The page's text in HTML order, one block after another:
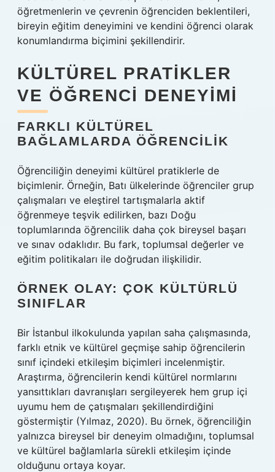
öğretmenlerin ve çevrenin öğrenciden beklentileri,
bireyin eğitim deneyimini ve kendini öğrenci olarak
konumlandırma biçimini şekillendirir.
KÜLTÜREL PRATIKLER
VE ÖĞRENCI DENEYIMI
FARKLI KÜLTÜREL
BAĞLAMLARDA ÖĞRENCILIK
Öğrenciliğin deneyimi kültürel pratiklerle de
biçimlenir. Örneğin, Batı ülkelerinde öğrenciler grup
çalışmaları ve eleştirel tartışmalarla aktif
öğrenmeye teşvik edilirken, bazı Doğu
toplumlarında öğrencilik daha çok bireysel başarı
ve sınav odaklıdır. Bu fark, toplumsal değerler ve
eğitim politikaları ile doğrudan ilişkilidir.
ÖRNEK OLAY: ÇOK KÜLTÜRLÜ
SINIFLAR
Bir İstanbul ilkokulunda yapılan saha çalışmasında,
farklı etnik ve kültürel geçmişe sahip öğrencilerin
sınıf içindeki etkileşim biçimleri incelenmiştir.
Araştırma, öğrencilerin kendi kültürel normlarını
yansıttıkları davranışları sergileyerek hem grup içi
uyumu hem de çatışmaları şekillendirdiğini
göstermiştir (Yılmaz, 2020). Bu örnek, öğrenciliğin
yalnızca bireysel bir deneyim olmadığını, toplumsal
ve kültürel bağlamlarla sürekli etkileşim içinde
olduğunu ortaya koyar.